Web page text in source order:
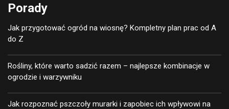
Porady
Jak przygotować ogród na wiosnę? Kompletny plan prac od A
do Z
Rośliny, które warto sadzić razem – najlepsze kombinacje w
ogrodzie i warzywniku
Jak rozpoznać pszczoły murarki i zapobiec ich wpływowi na